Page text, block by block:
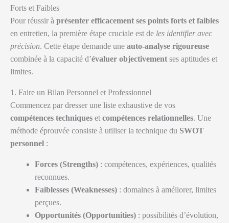
Forts et Faibles
Pour réussir à présenter efficacement ses points forts et faibles
en entretien, la première étape cruciale est de les identifier avec
précision. Cette étape demande une auto-analyse rigoureuse
combinée à la capacité d’évaluer objectivement ses aptitudes et
limites.
1. Faire un Bilan Personnel et Professionnel
Commencez par dresser une liste exhaustive de vos
compétences techniques et compétences relationnelles. Une
méthode éprouvée consiste à utiliser la technique du SWOT
personnel :
Forces (Strengths) : compétences, expériences, qualités
reconnues.
Faiblesses (Weaknesses) : domaines à améliorer, limites
perçues.
Opportunités (Opportunities) : possibilités d’évolution,